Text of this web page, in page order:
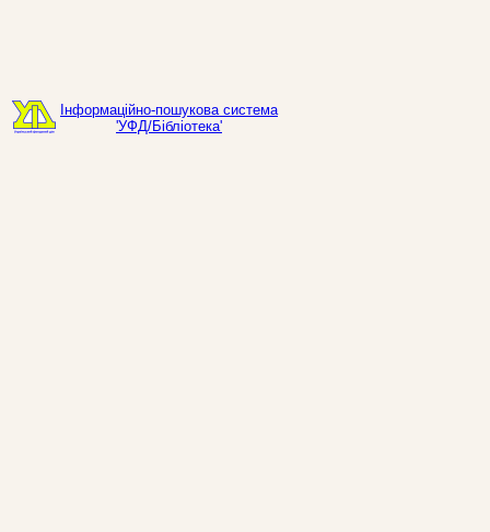
Інформаційно-пошукова система
'УФД/Бібліотека'